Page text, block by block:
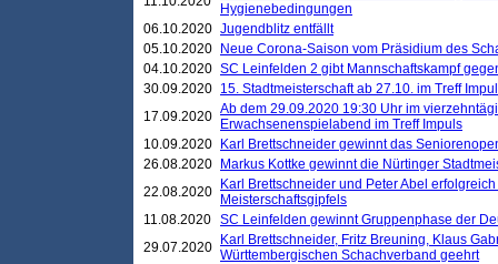
Hygienebedingungen
06.10.2020 Jugendblitz entfällt
05.10.2020
Neue Corona-Saison vom Präsidium des
04.10.2020 SC Leinfelden 2 gibt Mannschaftskampf
30.09.2020 15. Stadtmeisterschaft ab 27.10. im Treff
17.09.2020 Ab dem 29.09.2020 19:30 Uhr im
Erwachsenenspielabend im Treff Impuls
10.09.2020
Karl Brettschneider gewinnt das
26.08.2020
Markus Kottke gewinnt die Nürtinger
22.08.2020
Karl Brettschneider und Peter Abel
Meisterschaftsgipfels
11.08.2020 SC Leinfelden gewinnt Gruppenphase der
29.07.2020
Karl Brettschneider, Fritz Breuning, Klaus
Württembergischen Schachverband geehrt